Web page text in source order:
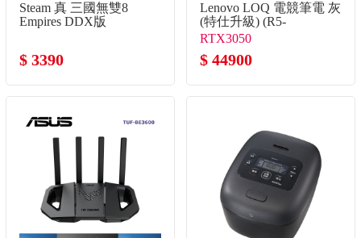
Steam 真 三國無雙8
Empires DDX版
$ 3390
Lenovo LOQ 電競筆電 灰
(特仕升級) (R5-
7535HS/16G+16G/512G+2TB
RTX3050
$ 44900